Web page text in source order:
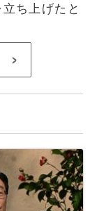
ち上げたと
>